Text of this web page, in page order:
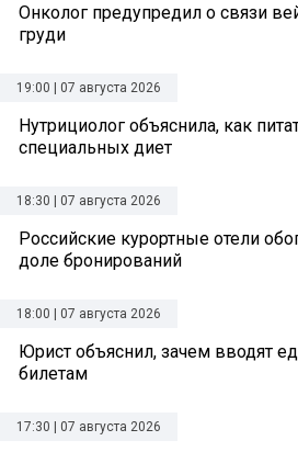
Онколог предупредил о связи
груди
19:00 | 07 августа 2026
Нутрициолог объяснила, как
специальных диет
18:30 | 07 августа 2026
Российские курортные отели
доле бронирований
18:00 | 07 августа 2026
Юрист объяснил, зачем вводят
билетам
17:30 | 07 августа 2026